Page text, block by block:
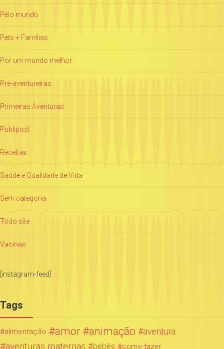
Pelo mundo
Pets + Famílias
Por um mundo melhor
Pré-aventureiras
Primeiras Aventuras
Publipost
Receitas
Saúde e Qualidade de Vida
Sem categoria
Todo site
Vacinas
[instagram-feed]
Tags
alimentação amor animação aventura
aventuras maternas bebês como fazer